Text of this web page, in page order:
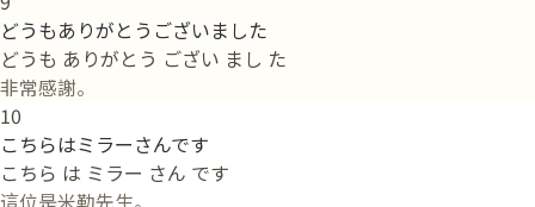
どうもありがとうございました
どうも ありがとう ござい まし た
非常感謝。
10
こちらはミラーさんです
こちら は ミラー さん です